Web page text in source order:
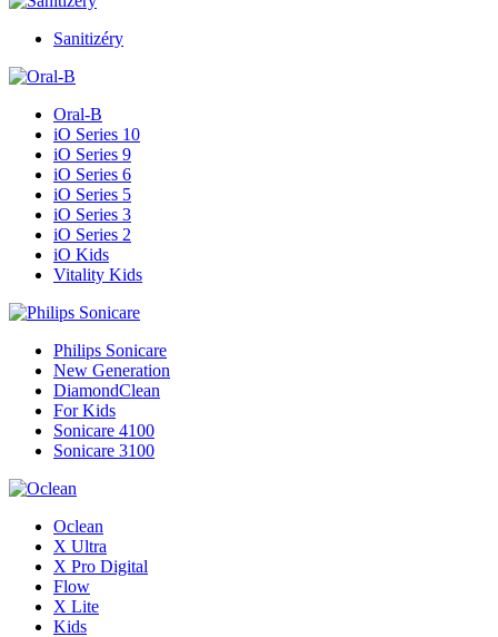
Sanitizéry
Oral-B
iO Series 10
iO Series 9
iO Series 6
iO Series 5
iO Series 3
iO Series 2
iO Kids
Vitality Kids
Philips Sonicare
New Generation
DiamondClean
For Kids
Sonicare 4100
Sonicare 3100
Oclean
X Ultra
X Pro Digital
Flow
X Lite
Kids